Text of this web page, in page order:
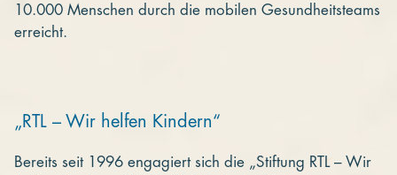
10.000 Menschen durch die mobilen Gesundheitsteams
erreicht.
„RTL – Wir helfen Kindern“
Bereits seit 1996 engagiert sich die „Stiftung RTL – Wir